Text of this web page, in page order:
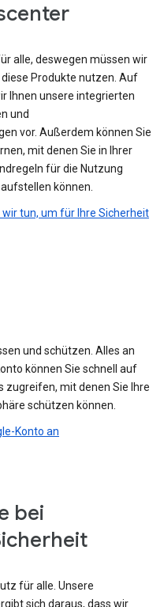
alle, deswegen müssen wir
Produkte nutzen. Auf
Ihnen unsere integrierten
und
vor. Außerdem können Sie
mit denen Sie in Ihrer
für die Nutzung
können.
wir tun, um für Ihre Sicherheit
und schützen. Alles an
können Sie schnell auf
zugreifen, mit denen Sie Ihre
schützen können.
Konto an
bei
für alle. Unsere
sich daraus, dass wir